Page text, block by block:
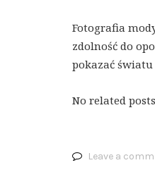
Fotografia
zdolność do
pokazać
No related
Leave a